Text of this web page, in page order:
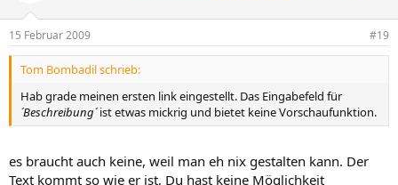
15 Februar 2009 #19
Tom Bombadil schrieb:
Hab grade meinen ersten link eingestellt. Das Eingabefeld für
´Beschreibung´ist etwas mickrig und bietet keine Vorschaufunktion.
es braucht auch keine, weil man eh nix gestalten kann. Der
Text kommt so wie er ist, Du hast keine Möglichkeit